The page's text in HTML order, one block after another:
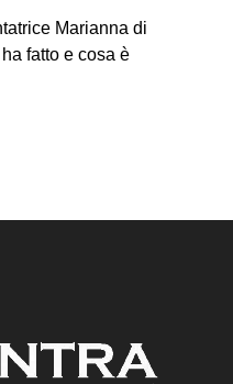
Marianna di
fatto e cosa è